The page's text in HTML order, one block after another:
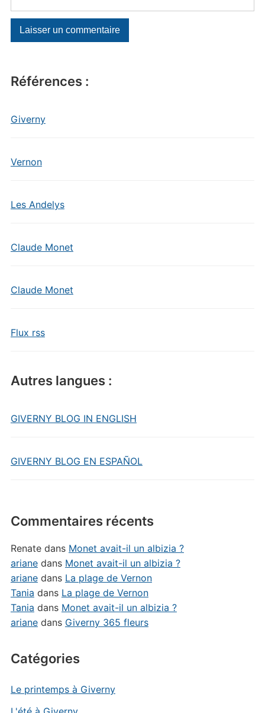
Références :
Giverny
Vernon
Les Andelys
Claude Monet
Claude Monet
Flux rss
Autres langues :
GIVERNY BLOG IN ENGLISH
GIVERNY BLOG EN ESPAÑOL
Commentaires récents
Renatedans Monet avait-il un albizia ?
arianedans Monet avait-il un albizia ?
arianedans La plage de Vernon
Tania dans La plage de Vernon
Tania dans Monet avait-il un albizia ?
arianedans Giverny 365 fleurs
Catégories
Le printemps à Giverny